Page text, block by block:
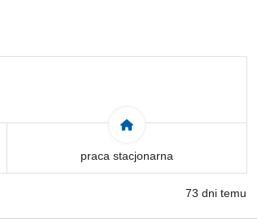
praca stacjonarna
73 dni temu